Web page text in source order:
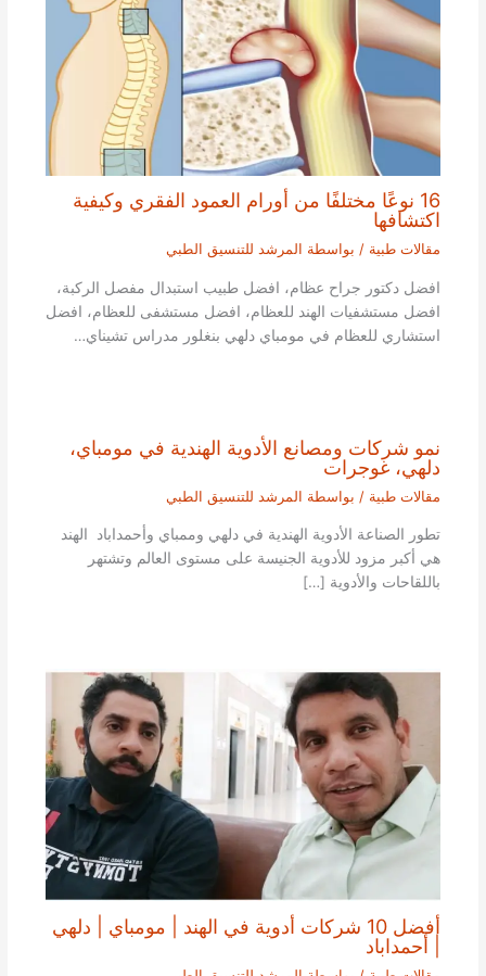
16 نوعًا مختلفًا من أورام العمود الفقري وكيفية
اكتشافها
مقالات طبية / بواسطة المرشد للتنسيق الطبي
افضل دكتور جراح عظام، افضل طبيب استبدال مفصل الركبة،
افضل مستشفيات الهند للعظام، افضل مستشفى للعظام، افضل
استشاري للعظام في مومباي دلهي بنغلور مدراس تشيناي…
نمو شركات ومصانع الأدوية الهندية في مومباي،
دلهي، غوجرات
مقالات طبية / بواسطة المرشد للتنسيق الطبي
تطور الصناعة الأدوية الهندية في دلهي وممباي وأحمداباد الهند
هي أكبر مزود للأدوية الجنيسة على مستوى العالم وتشتهر
باللقاحات والأدوية […]
أفضل 10 شركات أدوية في الهند | مومباي | دلهي
| أحمداباد